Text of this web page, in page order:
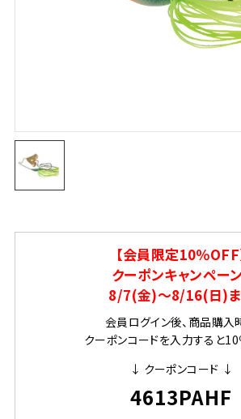
【会員限定10％OFF
クーポンキャンペーン
8/7(金)～8/16(日)
会員ログイン後、商品購入
クーポンコードを入力すると10
↓ クーポンコード ↓
4613PAHF